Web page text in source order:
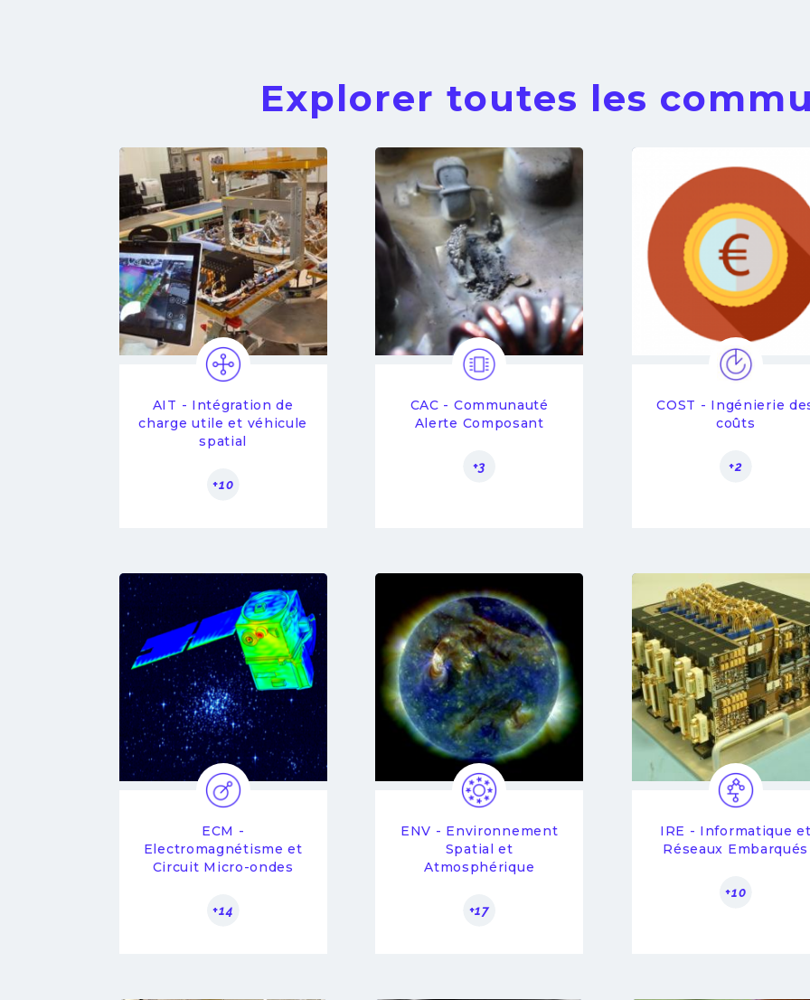
Explorer toutes les
AIT - Intégration de
charge utile et véhicule
spatial
+10
CAC - Communauté
Alerte Composant
+3
COST - Ingénierie
coûts
+2
ECM -
Electromagnétisme et
Circuit Micro-ondes
+14
ENV - Environnement
Spatial et
Atmosphérique
+17
IRE - Informatique et
Réseaux Embarqués
+10